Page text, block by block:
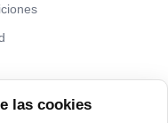
las cookies